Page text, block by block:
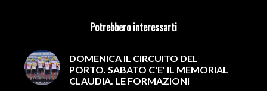
Potrebbero interessarti
DOMENICA IL CIRCUITO DEL
PORTO. SABATO C'E' IL MEMORIAL
CLAUDIA. LE FORMAZIONI